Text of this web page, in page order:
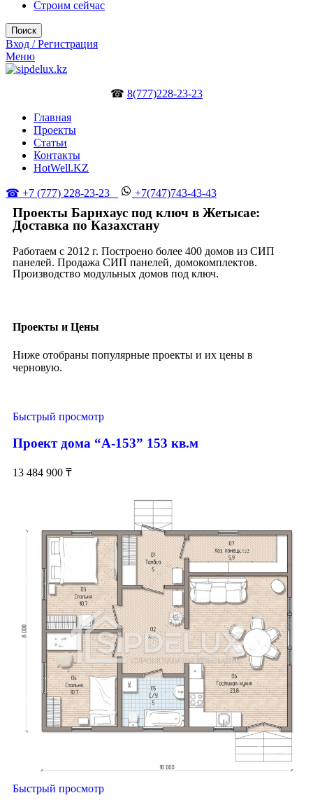
Строим сейчас
Поиск
Вход / Регистрация
Меню
☎ 8(777)228-23-23
Главная
Проекты
Статьи
Контакты
HotWell.KZ
☎ +7 (777) 228-23-23 +7(747)743-43-43
Проекты Барнхаус под ключ в Жетысае:
Доставка по Казахстану
Работаем с 2012 г. Построено более 400 домов из СИП
панелей. Продажа СИП панелей, домокомплектов.
Производство модульных домов под ключ.
Проекты и Цены
Ниже отобраны популярные проекты и их цены в
черновую.
Быстрый просмотр
Проект дома “А-153” 153 кв.м
13 484 900 ₸
Быстрый просмотр